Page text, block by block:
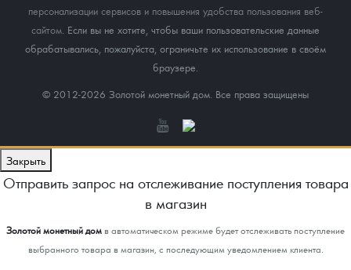
персонализации сервисов и повышения удобства пользования веб-
сайтом. Если вы не хотите, чтобы ваши пользовательские данные
обрабатывались, пожалуйста, ограничьте их использование в своём
браузере.
© 2012-2026 Золотой монетный дом. Все права защищены
Закрыть
Отправить запрос на отслеживание поступления товара
в магазин
Золотой монетный домв автоматическом режиме будет отслеживать поступление
выбранного товара в магазин, с последующим уведомлением клиента.